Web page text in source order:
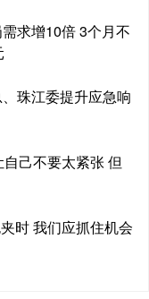
求增10倍 3个月不
珠江委提升应急响
己不要太紧张 但
时 我们应抓住机会